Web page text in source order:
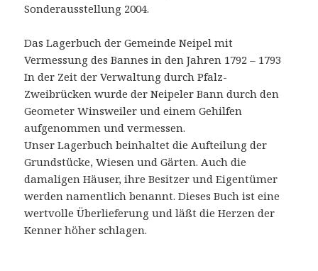
Sonderausstellung 2004.
Das Lagerbuch der Gemeinde Neipel mit
Vermessung des Bannes in den Jahren 1792 – 1793
In der Zeit der Verwaltung durch Pfalz-
Zweibrücken wurde der Neipeler Bann durch den
Geometer Winsweiler und einem Gehilfen
aufgenommen und vermessen.
Unser Lagerbuch beinhaltet die Aufteilung der
Grundstücke, Wiesen und Gärten. Auch die
damaligen Häuser, ihre Besitzer und Eigentümer
werden namentlich benannt. Dieses Buch ist eine
wertvolle Überlieferung und läßt die Herzen der
Kenner höher schlagen.